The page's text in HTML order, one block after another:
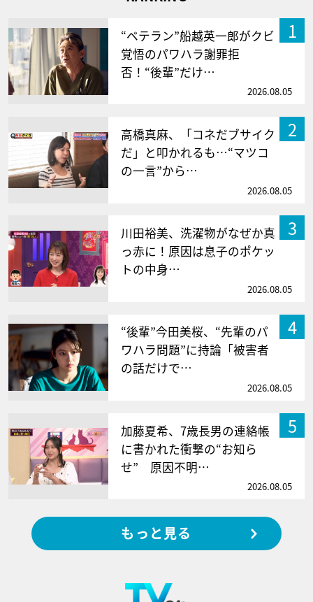
1
“ベテラン”船越英一郎がクビ
覚悟のパワハラ謝罪拒
否！“後輩”だけ…
2026.08.05
2
高橋真麻、「コネだブサイク
だ」と叩かれるも…“マツコ
の一言”から…
2026.08.05
3
川田裕美、洗濯物がなぜか真
っ赤に！原因は息子のポケッ
トの中身…
2026.08.05
4
“後輩”今田美桜、“先輩のパ
ワハラ問題”に持論「被害者
の話だけで…
2026.08.05
5
加藤夏希、7歳長男の連絡帳
に書かれた衝撃の“お知ら
せ” 原因不明…
2026.08.05
もっと見る